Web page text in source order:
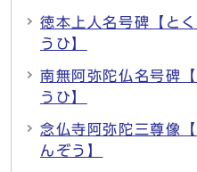
徳本上人名号碑【と
うひ】
南無阿弥陀仏名号碑
うひ】
念仏寺阿弥陀三尊像
んぞう】